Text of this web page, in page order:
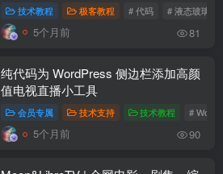
技术教程 极客教程 # 代码 # 液态玻璃
5个月前 81
纯代码为 WordPress 侧边栏添加高颜
值电视直播小工具
会员专属 技术支持 技术教程 #
5个月前 90